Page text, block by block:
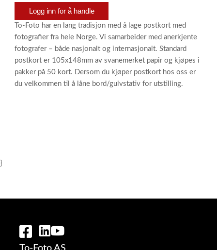
Logg inn for å handle
To-Foto har en lang tradisjon med å lage postkort med
fotografier fra hele Norge. Vi samarbeider med anerkjente
fotografer – både nasjonalt og internasjonalt. Standard
postkort er 105x148mm av svanemerket papir og kjøpes i
pakker på 50 kort. Dersom du kjøper postkort hos oss er
du velkommen til å låne bord/gulvstativ for utstilling.
}
To-Foto AS